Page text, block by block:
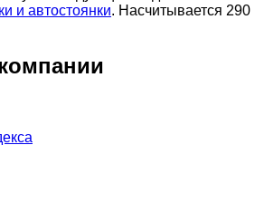
и автостоянки. Насчитывается 290